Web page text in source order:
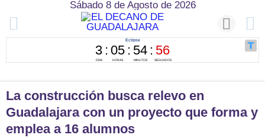
Sábado 8 de Agosto de 2026
La construcción busca relevo en
Guadalajara con un proyecto que forma y
emplea a 16 alumnos